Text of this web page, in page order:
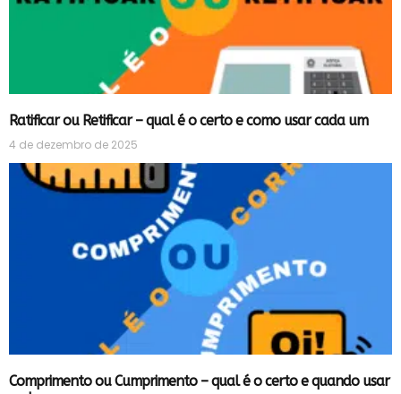
Ratificar ou Retificar – qual é o certo e como usar cada um
4 de dezembro de 2025
Comprimento ou Cumprimento – qual é o certo e quando usar